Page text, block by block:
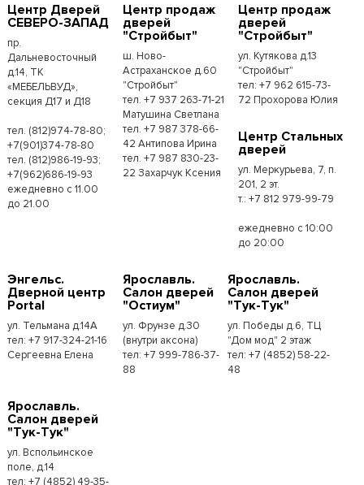
Центр Дверей
СЕВЕРО-ЗАПАД
пр.
Дальневосточный
д.14, ТК
«МЕБЕЛЬВУД»,
секция Д17 и Д18
тел. (812)974-78-80;
+7(901)374-78-80
тел. (812)986-19-93;
+7(962)686-19-93
ежедневно с 11.00
до 21.00
Центр продаж
дверей
"Стройбыт"
ш. Ново-
Астраханское д.60
"Стройбыт"
тел. +7 937 263-71-21
Матушина Светлана
тел. +7 987 378-66-
42 Антипова Ирина
тел. +7 987 830-23-
22 Захарчук Ксения
Центр продаж
дверей
"Стройбыт"
ул. Кутякова д.13
"Стройбыт"
тел: +7 962 615-73-
72 Прохорова Юлия
Центр Стальных
дверей
ул. Меркурьева, 7, п.
201, 2 эт.
т.: +7 812 979-99-79
ежедневно с 10:00
до 20:00
Энгельс.
Дверной центр
Portal
ул. Тельмана д.14А
тел: +7 917-324-21-16
Сергеевна Елена
Ярославль.
Салон дверей
"Остиум"
ул. Фрунзе д.30
(внутри аксона)
тел: +7 999-786-37-
88
Ярославль.
Салон дверей
"Тук-Тук"
ул. Победы д.6, ТЦ
"Дом мод" 2 этаж
тел: +7 (4852) 58-22-
48
Ярославль.
Салон дверей
"Тук-Тук"
ул. Вспольинское
поле, д.14
тел: +7 (4852) 49-35-